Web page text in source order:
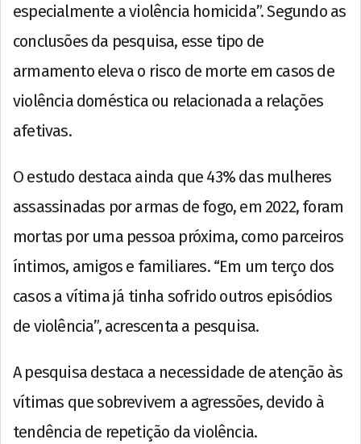
especialmente a violência homicida”. Segundo as
conclusões da pesquisa, esse tipo de
armamento eleva o risco de morte em casos de
violência doméstica ou relacionada a relações
afetivas.
O estudo destaca ainda que 43% das mulheres
assassinadas por armas de fogo, em 2022, foram
mortas por uma pessoa próxima, como parceiros
íntimos, amigos e familiares. “Em um terço dos
casos a vítima já tinha sofrido outros episódios
de violência”, acrescenta a pesquisa.
A pesquisa destaca a necessidade de atenção às
vítimas que sobrevivem a agressões, devido à
tendência de repetição da violência.